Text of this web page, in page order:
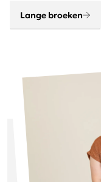
Lange broeken